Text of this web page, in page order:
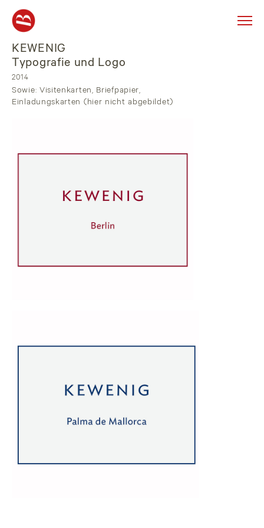
SkipKEWENIG
Typografie und Logo
2014
Sowie: Visitenkarten, Briefpapier,
Einladungskarten (hier nicht abgebildet)